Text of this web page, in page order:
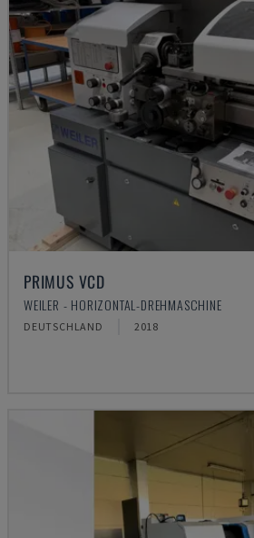
PRIMUS VCD
WEILER - HORIZONTAL-DREHMASCHINE
DEUTSCHLAND 2018